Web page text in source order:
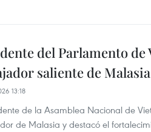
del Parlamento
saliente de Malasia
13:18
de la Asamblea Nacional de
de Malasia y destacó el